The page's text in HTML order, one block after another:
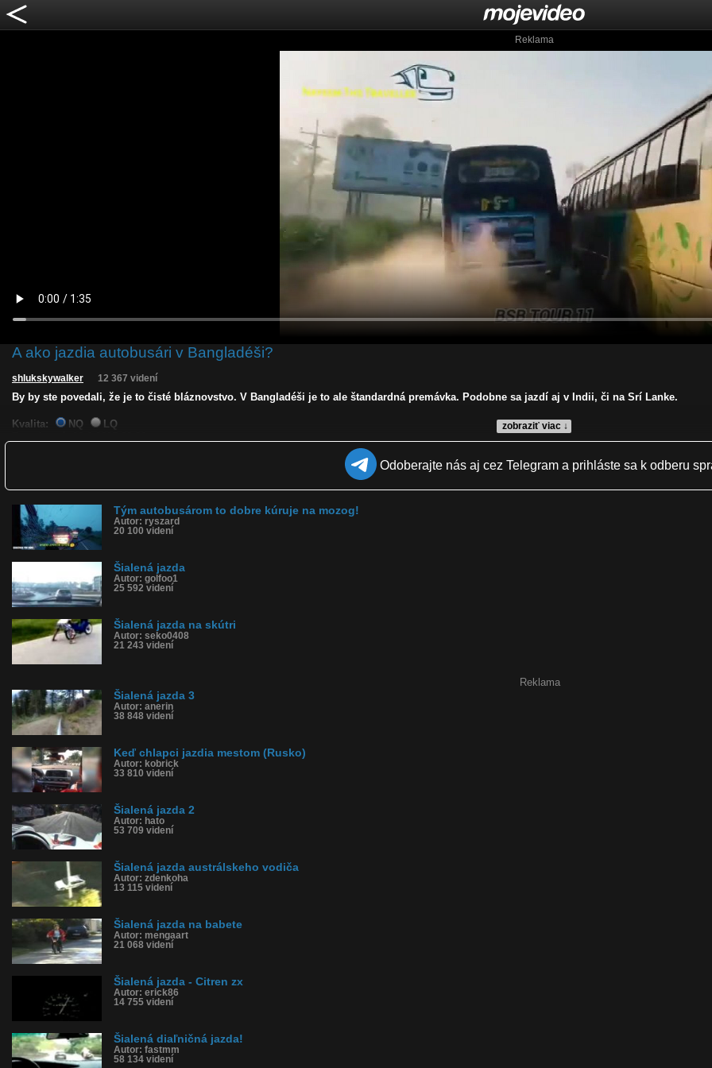
Reklama
A ako jazdia autobusári v Bangladéši?
zobraziť viac ↓
shlukskywalker 12 367 videní
By by ste povedali, že je to čisté bláznovstvo. V Bangladéši je to ale štandardná premávka. Podobne sa jazdí aj v Indii, či na Srí Lanke.
Kvalita: NQ
LQ
Komentárov: 31
Kategória: auto-moto
Tagy: šialená jazda autobusom, šialený autobusár, predbiehanie, obiehanie, obehli, predbiehali, šialení, šialenci, bangladéš
História sledovanosti videa:
Odoberajte nás aj cez Telegram a prihláste sa k odberu
Tým autobusárom to dobre kúruje na mozog!
Autor: ryszard
20 100 videní
Šialená jazda
Autor: golfoo1
25 592 videní
Šialená jazda na skútri
Autor: seko0408
21 243 videní
Reklama
Šialená jazda 3
Autor: anerin
38 848 videní
Keď chlapci jazdia mestom (Rusko)
Autor: kobrick
33 810 videní
Šialená jazda 2
Autor: hato
53 709 videní
Šialená jazda austrálskeho vodiča
Autor: zdenkoha
13 115 videní
Šialená jazda na babete
Autor: mengaart
21 068 videní
Šialená jazda - Citren zx
Autor: erick86
14 755 videní
Šialená diaľničná jazda!
Autor: fastmm
58 134 videní